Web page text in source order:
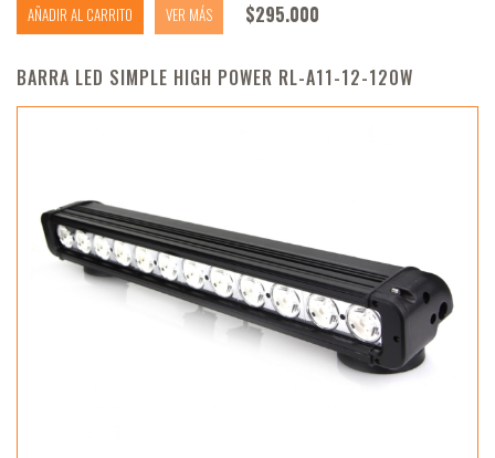
AÑADIR AL CARRITO VER MÁS $295.000
BARRA LED SIMPLE HIGH POWER RL-A11-12-120W